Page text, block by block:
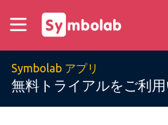
Symbolab アプリ
無料トライアルをご利